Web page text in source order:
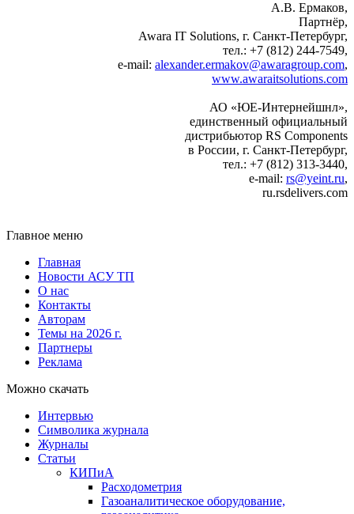
А.В. Ермаков,
Партнёр,
Awara IT Solutions, г. Санкт-Петербург,
тел.: +7 (812) 244-7549,
e-mail: alexander.ermakov@awaragroup.com,
www.awaraitsolutions.com
АО «ЮЕ-Интернейшнл»,
единственный официальный
дистрибьютор RS Components
в России, г. Санкт-Петербург,
тел.: +7 (812) 313-3440,
e-mail: rs@yeint.ru,
ru.rsdelivers.com
Главное меню
Главная
Новости АСУ ТП
О нас
Контакты
Авторам
Темы на 2026 г.
Партнеры
Реклама
Можно скачать
Интервью
Символика журнала
Журналы
Статьи
КИПиА
Расходометрия
Газоаналитическое оборудование,